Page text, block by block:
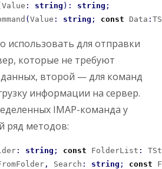
Value : string ) : string ;
( Value : string ; const Data :
для отправки
которые не требуют
данных, второй — для команд
информации на сервер.
IMAP-команда у
ряд методов:
: string ; const FolderList :
, Search : string ; const